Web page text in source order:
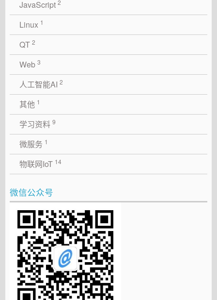
JavaScript 2
Linux 1
QT 2
Web 3
人工智能AI 2
其他 1
学习资料 9
微服务 1
物联网IoT 14
微信公众号